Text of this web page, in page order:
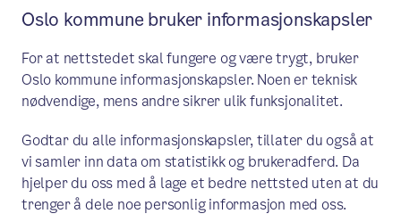
Byrådet foreslår ny
høyhusstrategi for Oslo
– Vi foreslår en ny høyhusstrategi med
mulighet for høyhus på enkelte sentrale
steder i byen og at folk skal kunne bo og
jobbe der det er svært god
Oslo kommune bruker informasjonskapsler
For at nettstedet skal fungere og være trygt, bruker
Oslo kommune informasjonskapsler. Noen er teknisk
nødvendige, mens andre sikrer ulik funksjonalitet.
Godtar du alle informasjonskapsler, tillater du også at
vi samler inn data om statistikk og brukeradferd. Da
hjelper du oss med å lage et bedre nettsted uten at du
trenger å dele noe personlig informasjon med oss.